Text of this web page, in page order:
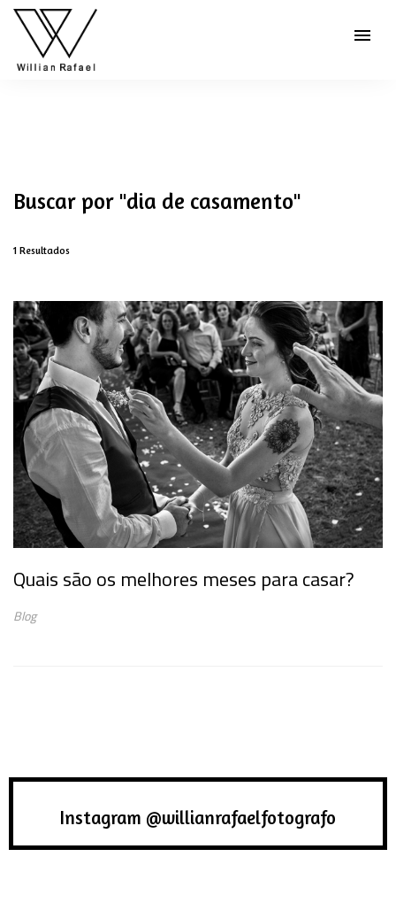
menu
Buscar por "dia de casamento"
1 Resultados
Quais são os melhores meses para casar?
Blog
Instagram @willianrafaelfotografo